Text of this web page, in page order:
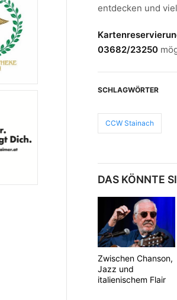
entdecken und
03682/23250
SCHLAGWÖRTER
CCW Stainach
DAS KÖNNTE
Zwischen Chanson,
Jazz und
italienischem Flair